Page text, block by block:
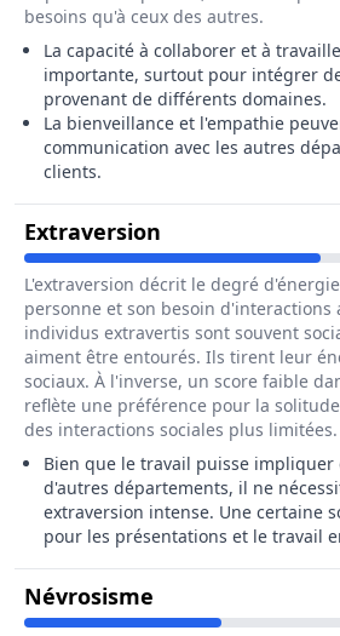
besoins qu'à ceux des autres.
La capacité à collaborer et à
importante, surtout pour intégrer
provenant de différents domaines.
La bienveillance et l'empathie
communication avec les autres
clients.
Extraversion Pour Le
L'extraversion décrit le degré
personne et son besoin d'interactions
individus extravertis sont souvent
aiment être entourés. Ils tirent leur
sociaux. À l'inverse, un score faible
reflète une préférence pour la
des interactions sociales plus limitées.
Bien que le travail puisse impliquer
d'autres départements, il ne
extraversion intense. Une certaine
pour les présentations et le travail
Névrosisme Pour Le Métier